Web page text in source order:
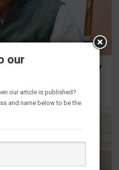
विकास योजनाओं के लिए 1967
our
our article is published?
and name below to be the